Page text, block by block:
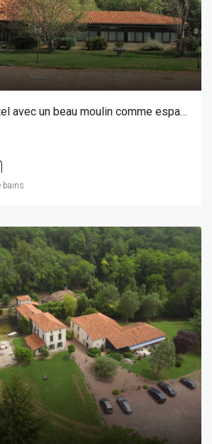
tres rentable hotel avec un beau moulin comme espace de vie
bains